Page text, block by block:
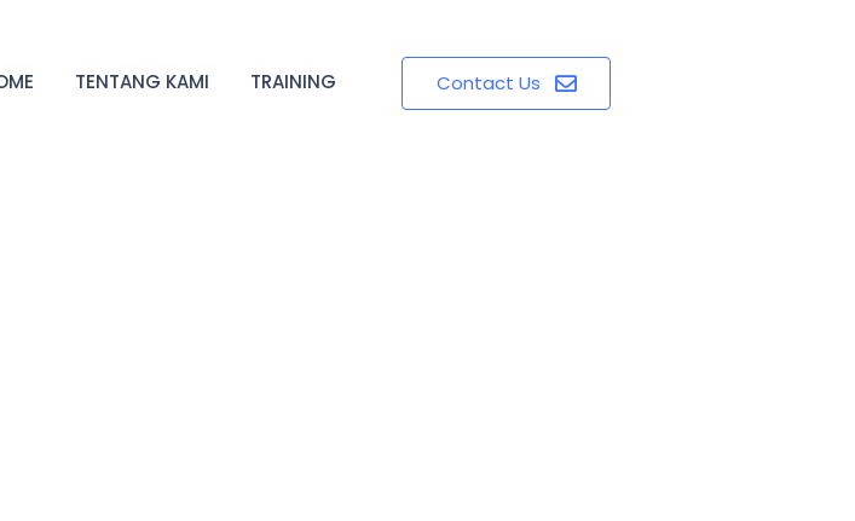
TENTANG KAMI TRAINING Contact Us